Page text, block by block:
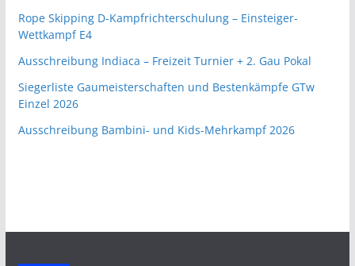
Rope Skipping D-Kampfrichterschulung – Einsteiger-
Wettkampf E4
Ausschreibung Indiaca – Freizeit Turnier + 2. Gau Pokal
Siegerliste Gaumeisterschaften und Bestenkämpfe GTw
Einzel 2026
Ausschreibung Bambini- und Kids-Mehrkampf 2026